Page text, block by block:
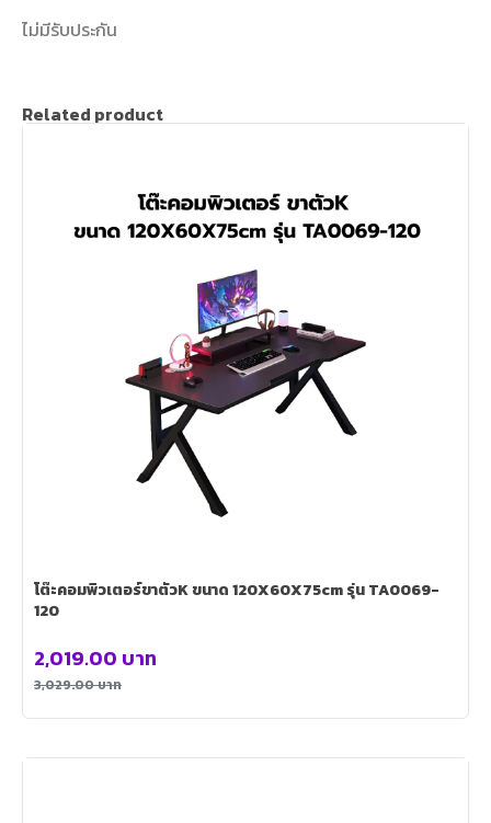
ไม่มีรับประกัน
Related product
โต๊ะคอมพิวเตอร์ขาตัวK ขนาด 120X60X75cm รุ่น TA0069-
120
3,029.00บาท
2,019.00 บาท